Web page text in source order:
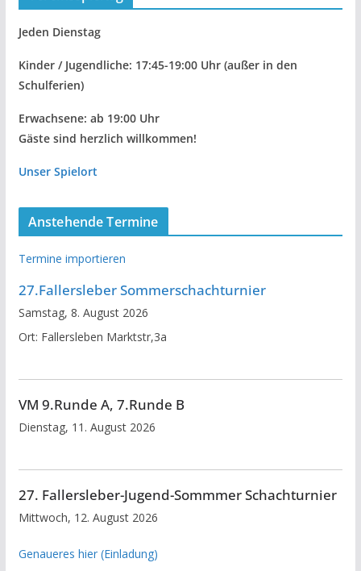
Jeden Dienstag
Kinder / Jugendliche: 17:45-19:00 Uhr (außer in den
Schulferien)
Erwachsene: ab 19:00 Uhr
Gäste sind herzlich willkommen!
Unser Spielort
Anstehende Termine
Termine importieren
27.Fallersleber Sommerschachturnier
Samstag, 8. August 2026
Ort: Fallersleben Marktstr,3a
VM 9.Runde A, 7.Runde B
Dienstag, 11. August 2026
27. Fallersleber-Jugend-Sommmer Schachturnier
Mittwoch, 12. August 2026
Genaueres hier (Einladung)